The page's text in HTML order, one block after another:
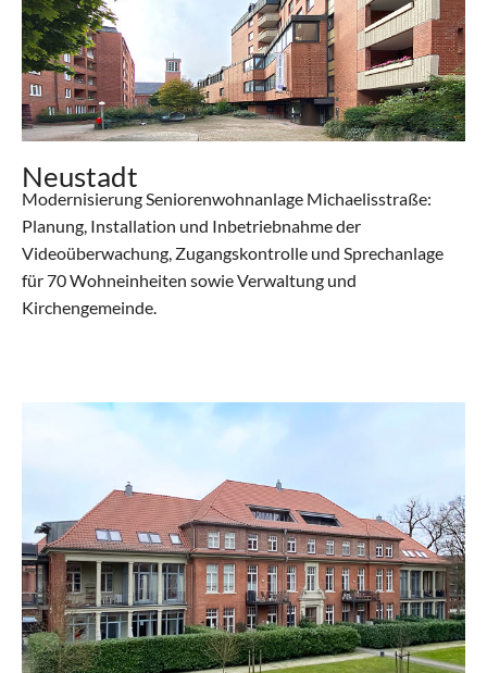
Neustadt
Modernisierung Seniorenwohnanlage Michaelisstraße:
Planung, Installation und Inbetriebnahme der
Videoüberwachung, Zugangskontrolle und Sprechanlage
für 70 Wohneinheiten sowie Verwaltung und
Kirchengemeinde.